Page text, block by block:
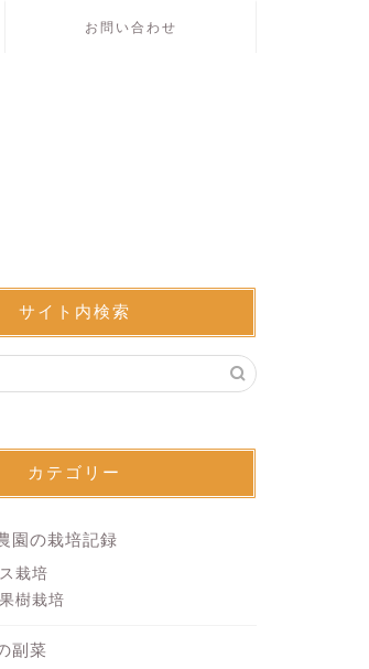
お問い合わせ
サイト内検索
カテゴリー
園の栽培記録
栽培
樹栽培
副菜